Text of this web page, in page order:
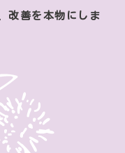
善を本物にしま